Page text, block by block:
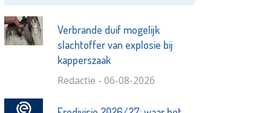
Verbrande duif mogelijk
slachtoffer van explosie bij
kapperszaak
Redactie - 06-08-2026